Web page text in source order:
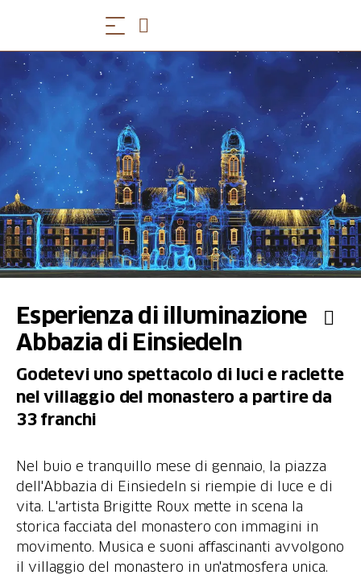
Esperienza di illuminazione
Abbazia di Einsiedeln
Godetevi uno spettacolo di luci e raclette
nel villaggio del monastero a partire da
33 franchi
Nel buio e tranquillo mese di gennaio, la piazza
dell'Abbazia di Einsiedeln si riempie di luce e di
vita. L'artista Brigitte Roux mette in scena la
storica facciata del monastero con immagini in
movimento. Musica e suoni affascinanti avvolgono
il villaggio del monastero in un'atmosfera unica.